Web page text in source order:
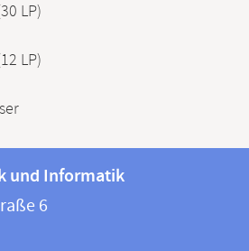
LP)
LP)
und Informatik
6